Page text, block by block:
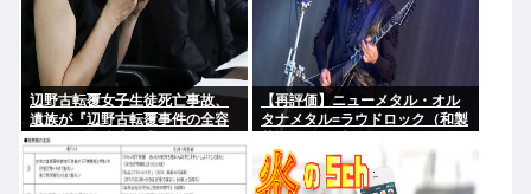
辺野古転覆女子生徒死亡事故、
遺族が『辺野古転覆事件の全容
解明と再発防止を求める会』を
設立
【再評価】ニューメタル・オル
タナメタル=ラウドロック（和製
お前らがキッズの頃好きだった
バンドは何？